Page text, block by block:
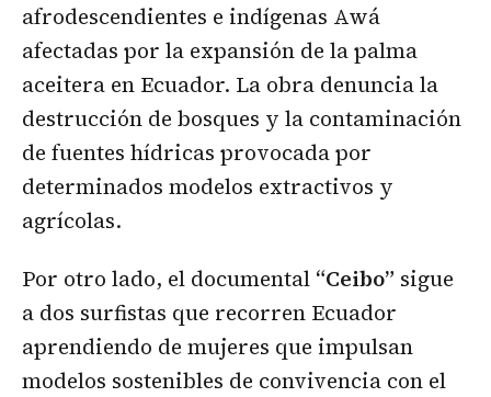
afrodescendientes e indígenas Awá
afectadas por la expansión de la palma
aceitera en Ecuador. La obra denuncia la
destrucción de bosques y la contaminación
de fuentes hídricas provocada por
determinados modelos extractivos y
agrícolas.
Por otro lado, el documental “Ceibo” sigue
a dos surfistas que recorren Ecuador
aprendiendo de mujeres que impulsan
modelos sostenibles de convivencia con el